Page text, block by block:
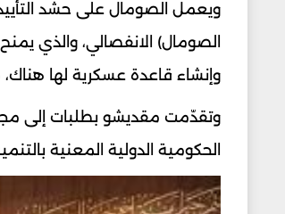
ويعمل الصومال على حشد
الصومال) الانفصالي، والذي
وإنشاء قاعدة عسكرية لها
وتقدّمت مقديشو بطلبات إلى
الحكومية الدولية المعنية